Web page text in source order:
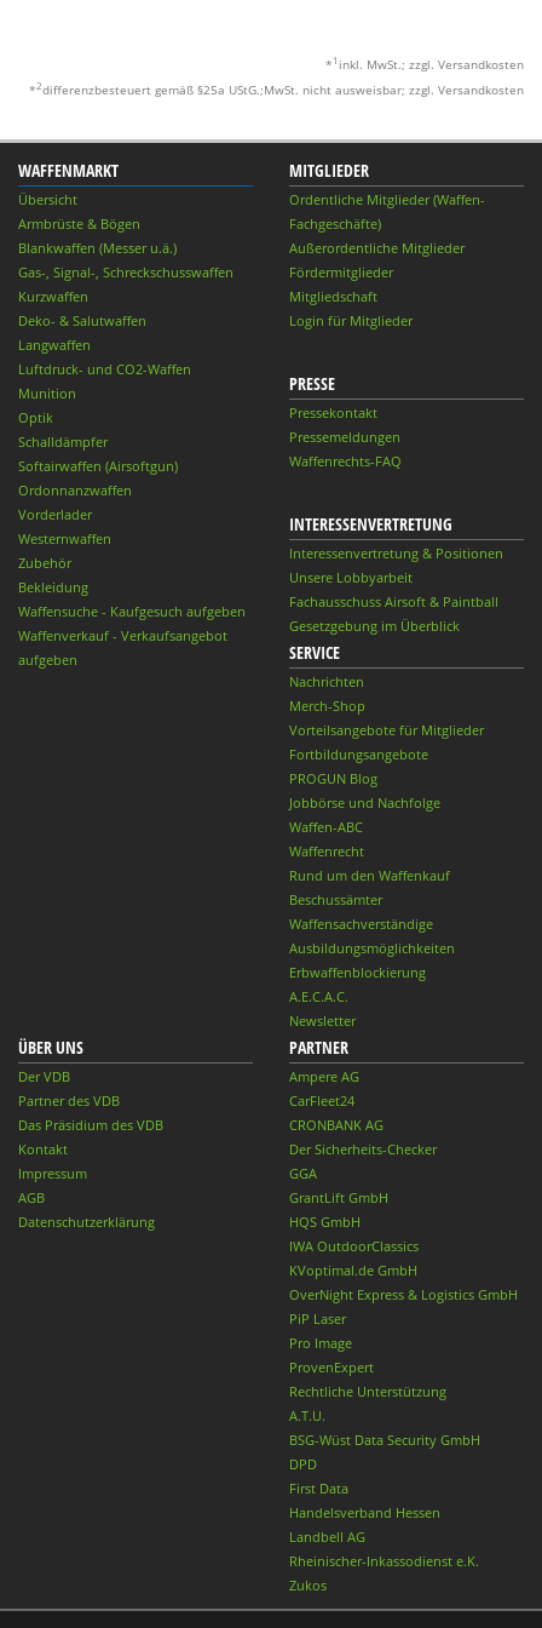
* 1 inkl. MwSt.; zzgl. Versandkosten
*2differenzbesteuert gemäß §25a UStG.;MwSt. nicht ausweisbar; zzgl. Versandkosten
WAFFENMARKT
Übersicht
Armbrüste & Bögen
Blankwaffen (Messer u.ä.)
Gas-, Signal-, Schreckschusswaffen
Kurzwaffen
Deko- & Salutwaffen
Langwaffen
Luftdruck- und CO2-Waffen
Munition
Optik
Schalldämpfer
Softairwaffen (Airsoftgun)
Ordonnanzwaffen
Vorderlader
Westernwaffen
Zubehör
Bekleidung
Waffensuche - Kaufgesuch aufgeben
Waffenverkauf - Verkaufsangebot
aufgeben
MITGLIEDER
Ordentliche Mitglieder (Waffen-
Fachgeschäfte)
Außerordentliche Mitglieder
Fördermitglieder
Mitgliedschaft
Login für Mitglieder
PRESSE
Pressekontakt
Pressemeldungen
Waffenrechts-FAQ
INTERESSENVERTRETUNG
Interessenvertretung & Positionen
Unsere Lobbyarbeit
Fachausschuss Airsoft & Paintball
Gesetzgebung im Überblick
SERVICE
Nachrichten
Merch-Shop
Vorteilsangebote für Mitglieder
Fortbildungsangebote
PROGUN Blog
Jobbörse und Nachfolge
Waffen-ABC
Waffenrecht
Rund um den Waffenkauf
Beschussämter
Waffensachverständige
Ausbildungsmöglichkeiten
Erbwaffenblockierung
A.E.C.A.C.
Newsletter
ÜBER UNS
Der VDB
Partner des VDB
Das Präsidium des VDB
Kontakt
Impressum
AGB
Datenschutzerklärung
PARTNER
Ampere AG
CarFleet24
CRONBANK AG
Der Sicherheits-Checker
GGA
GrantLift GmbH
HQS GmbH
IWA OutdoorClassics
KVoptimal.de GmbH
OverNight Express & Logistics GmbH
PiP Laser
Pro Image
ProvenExpert
Rechtliche Unterstützung
A.T.U.
BSG-Wüst Data Security GmbH
DPD
First Data
Handelsverband Hessen
Landbell AG
Rheinischer-Inkassodienst e.K.
Zukos